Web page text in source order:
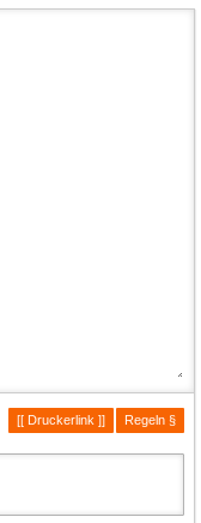
[[ Druckerlink ]] Regeln §